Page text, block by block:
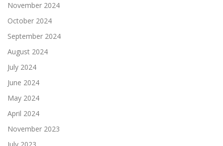
November 2024
October 2024
September 2024
August 2024
July 2024
June 2024
May 2024
April 2024
November 2023